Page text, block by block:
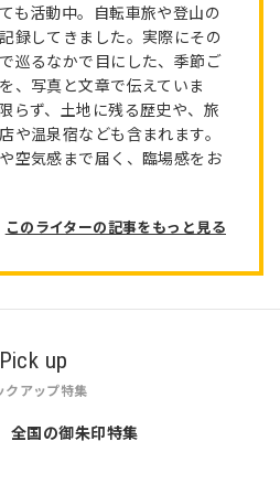
も活動中。自転車旅や登山の
録してきました。実際にその
巡るなかで目にした、季節ご
、写真と文章で伝えていま
らず、土地に残る歴史や、旅
や温泉宿なども含まれます。
空気感まで届く、臨場感をお
このライターの記事をもっと見る
Pick up
クアップ特集
全国の御朱印特集